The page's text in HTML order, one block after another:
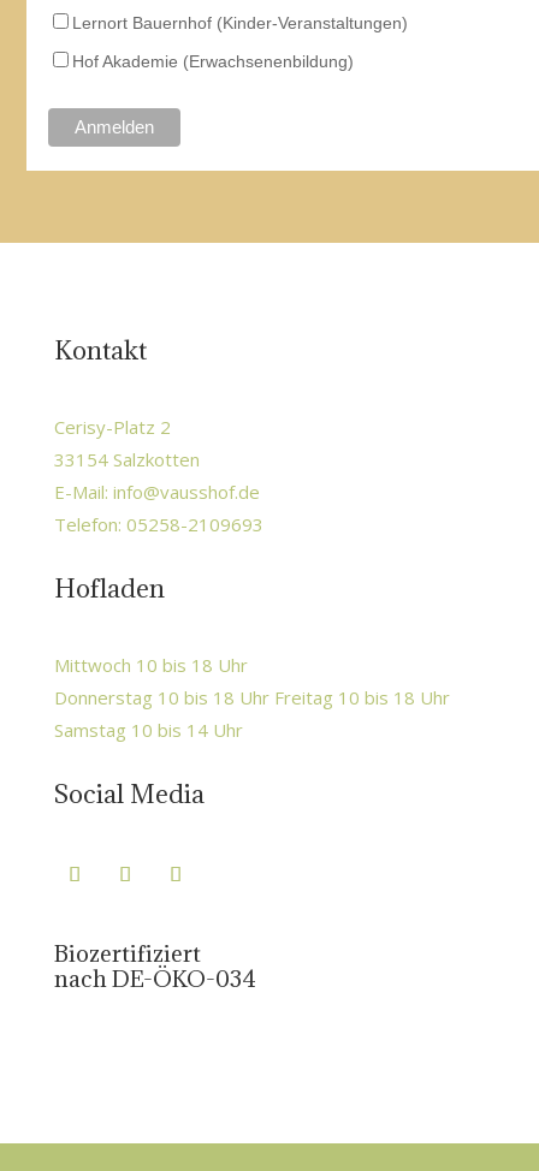
Lernort Bauernhof (Kinder-Veranstaltungen)
Hof Akademie (Erwachsenenbildung)
Kontakt
Cerisy-Platz 2
33154 Salzkotten
E-Mail: info@vausshof.de
Telefon: 05258-2109693
Hofladen
Mittwoch 10 bis 18 Uhr
Donnerstag 10 bis 18 Uhr Freitag 10 bis 18 Uhr
Samstag 10 bis 14 Uhr
Social Media
Biozertifiziert
nach DE-ÖKO-034